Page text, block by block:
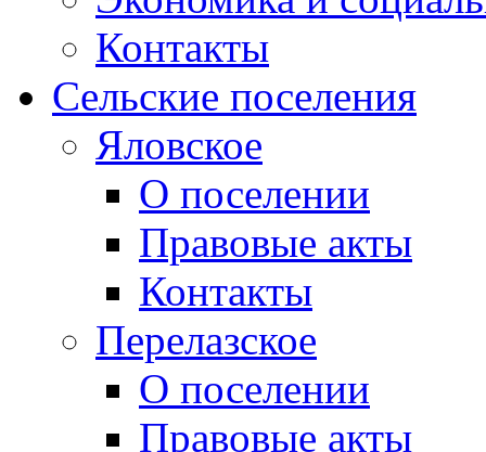
Контакты
Сельские поселения
Яловское
О поселении
Правовые акты
Контакты
Перелазское
О поселении
Правовые акты